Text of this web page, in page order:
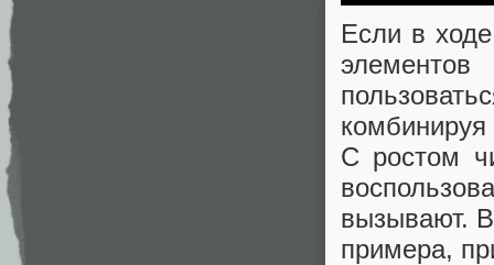
Если в
С ростом
вызывают.
примера,